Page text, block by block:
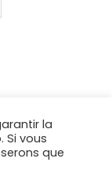
la
Si vous
que